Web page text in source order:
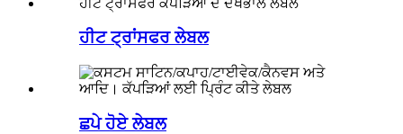
ਹੀਟ ਟ੍ਰਾਂਸਫਰ ਲੇਬਲ
ਛਪੇ ਹੋਏ ਲੇਬਲ